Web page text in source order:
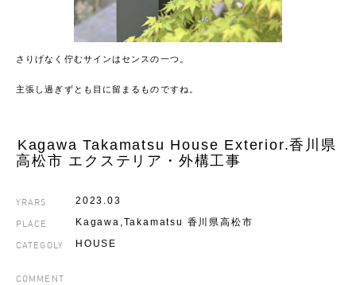
さりげなく佇むサインはセンスの一つ。
主張し過ぎずとも目に留まるものですね。
Kagawa Takamatsu House Exterior.香川県
高松市 エクステリア・外構工事
YRARS 2023.03
PLACE Kagawa,Takamatsu 香川県高松市
CATEGOLY HOUSE
COMMENT